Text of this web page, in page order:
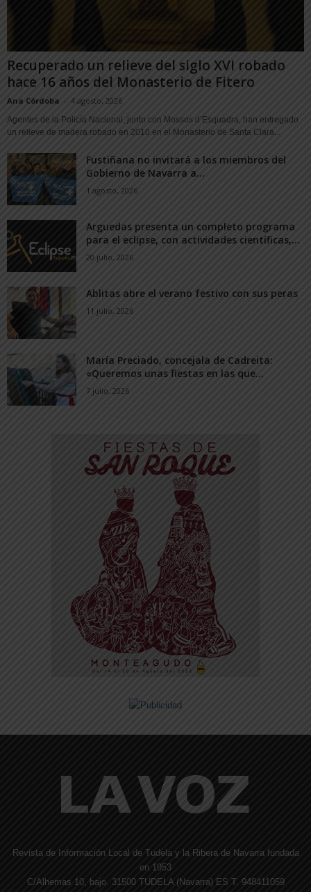
Recuperado un relieve del siglo XVI robado
hace 16 años del Monasterio de Fitero
Ana Córdoba - 4 agosto, 2026
Agentes de la Policía Nacional, junto con Mossos d’Esquadra, han entregado
un relieve de madera robado en 2010 en el Monasterio de Santa Clara...
Fustiñana no invitará a los miembros del
Gobierno de Navarra a...
1 agosto, 2026
Arguedas presenta un completo programa
para el eclipse, con actividades científicas,...
20 julio, 2026
Ablitas abre el verano festivo con sus peras
11 julio, 2026
María Preciado, concejala de Cadreita:
«Queremos unas fiestas en las que...
7 julio, 2026
Revista de Información Local de Tudela y la Ribera de Navarra fundada
en 1953
C/Alhemas 10, bajo. 31500 TUDELA (Navarra) ES T. 948411059